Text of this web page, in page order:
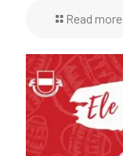
Read more